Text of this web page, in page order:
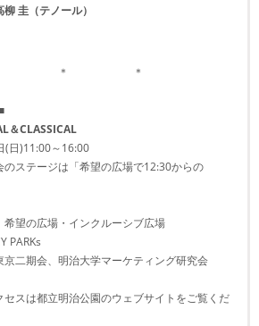
柳 圭（テノール）
＊ ＊
＆CLASSICAL
(日)11:00～16:00
テージは「希望の広場で12:30からの
望の広場・インクルーシブ広場
PARKs
二期会、明治大学マーケティング研究会
スは都立明治公園のウェブサイトをご覧くだ